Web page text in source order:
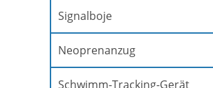
Signalboje
Neoprenanzug
Schwimm-Tracking-Gerät